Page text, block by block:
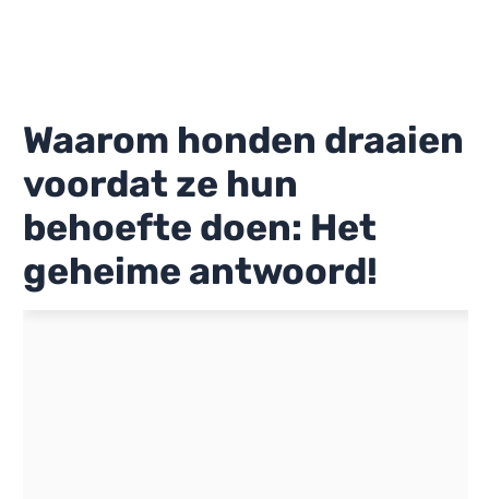
Waarom honden draaien
voordat ze hun
behoefte doen: Het
geheime antwoord!